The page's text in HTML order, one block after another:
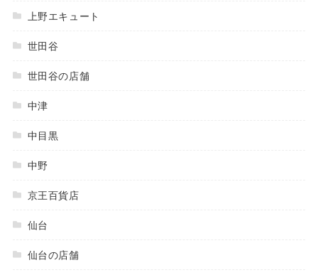
上野エキュート
世田谷
世田谷の店舗
中津
中目黒
中野
京王百貨店
仙台
仙台の店舗